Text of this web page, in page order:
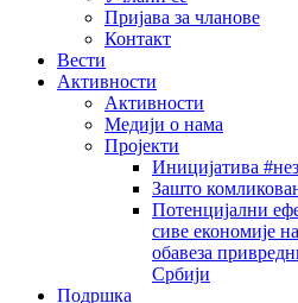
Пријава за чланове
Контакт
Вести
Активности
Активности
Медији о нама
Пројекти
Иницијатива
Зашто
Потенцијални
сиве економије
обавеза
Србији
Подршка